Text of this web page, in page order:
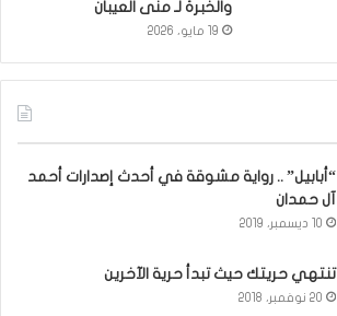
والخبرة لـ منى العيبان
19 مايو، 2026
“أبابيل” .. رواية مشوقة في أحدث إصدارات أحمد
آل حمدان
10 ديسمبر، 2019
تنتهي حريتك حيث تبدأ حرية الآخرين
20 نوفمبر، 2018